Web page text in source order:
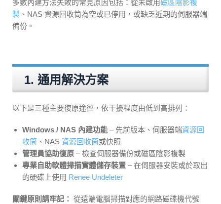
多數內建方法失敗的常見原因包括：從未啟用磁區陰影複
製 、NAS 資源回收筒為空或已停用，或缺乏近期的伺服器端
備份。
1. 通用解決方案
以下是三種主要復原途徑，依干擾程度由低到高排列：
Windows / NAS 內建功能 – 先前版本、伺服器端資源回
收筒 、NAS 資源回收筒或快照
管理員協助復原 – 檢查伺服器備份或磁區陰影複製
專業自助軟體掃描實體儲存裝置 – 在伺服器安裝或於取出
的硬碟上使用 Renee Undeleter
關鍵原則請牢記： 從遠端電腦掃描對應的網路磁碟機代號